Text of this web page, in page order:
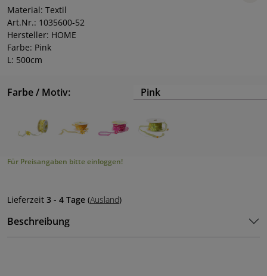
Material: Textil
Art.Nr.: 1035600-52
Hersteller: HOME
Farbe: Pink
L: 500cm
Farbe / Motiv: Pink
Für Preisangaben bitte einloggen!
Lieferzeit 3 - 4 Tage (Ausland)
Beschreibung